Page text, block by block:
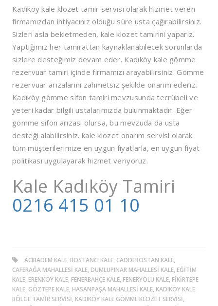
Kadıköy kale klozet tamir servisi olarak hizmet veren
firmamızdan ihtiyacınız olduğu süre usta çağırabilirsiniz.
Sizleri asla bekletmeden, kale klozet tamirini yaparız.
Yaptığımız her tamirattan kaynaklanabilecek sorunlarda
sizlere desteğimiz devam eder. Kadıköy kale gömme
rezervuar tamiri içinde firmamızı arayabilirsiniz. Gömme
rezervuar arızalarını zahmetsiz şekilde onarım ederiz.
Kadıköy gömme sifon tamiri mevzusunda tecrübeli ve
yeteri kadar bilgili ustalarımızda bulunmaktadır. Eğer
gömme sifon arızası olursa, bu mevzuda da usta
desteği alabilirsiniz. kale klozet onarım servisi olarak
tüm müşterilerimize en uygun fiyatlarla, en uygun fiyat
politikası uygulayarak hizmet veriyoruz.
Kale Kadıköy Tamiri
0216 415 01 10
ACIBADEM KALE, BOSTANCI KALE, CADDEBOSTAN KALE,
CAFERAĞA MAHALLESI KALE, DUMLUPINAR MAHALLESI KALE, EĞITIM
KALE, ERENKÖY KALE, FENERBAHÇE KALE, FENERYOLU KALE, FIKIRTEPE
KALE, GÖZTEPE KALE, HASANPAŞA MAHALLESI KALE, KADIKÖY KALE
BÖLGE TAMIR SERVISI, KADIKÖY KALE GÖMME KLOZET SERVISI,